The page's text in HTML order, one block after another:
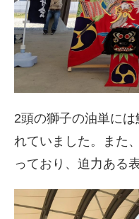
2頭の獅子の油単に
れていました。また
っており、迫力ある